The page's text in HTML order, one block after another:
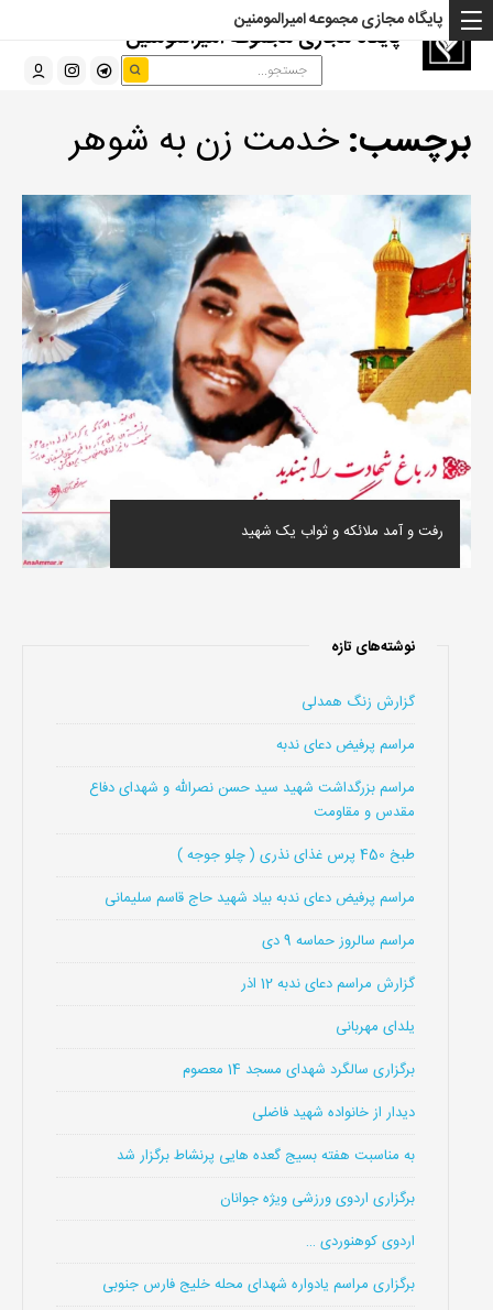
پایگاه مجازی مجموعه امیرالمومنین
پایگاه مجازی مجموعه امیرالمومنین
برچسب:خدمت زن به شوهر
رفت و آمد ملائکه و ثواب یک شهید
نوشته‌های تازه
گزارش زنگ همدلی
مراسم پرفیض دعای ندبه
مراسم بزرگداشت شهید سید حسن نصرالله و شهدای دفاع
مقدس و مقاومت
طبخ 450 پرس غذای نذری ( چلو جوجه )
مراسم پرفیض دعای ندبه بیاد شهید حاج قاسم سلیمانی
مراسم سالروز حماسه 9 دی
گزارش مراسم دعای ندبه 12 اذر
یلدای مهربانی
برگزاری سالگرد شهدای مسجد 14 معصوم
دیدار از خانواده شهید فاضلی
به مناسبت هفته بسیج گعده هایی پرنشاط برگزار شد
برگزاری اردوی ورزشی ویژه جوانان
اردوی کوهنوردی …
برگزاری مراسم یادواره شهدای محله خلیج فارس جنوبی